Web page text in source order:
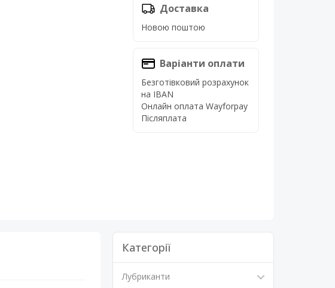
Доставка
Новою поштою
Варіанти оплати
Безготівковий розрахунок
на IBAN
Онлайн оплата Wayforpay
Післяплата
Категорії
Лубриканти